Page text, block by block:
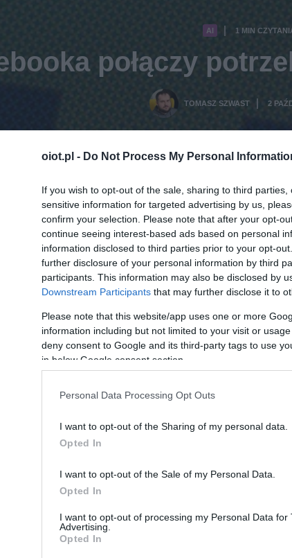
oiot.pl - Do Not Process My Personal
If you wish to opt-out of the sale, sharing to third
sensitive information for targeted advertising by us,
confirm your selection. Please note that after your opt-
continue seeing interest-based ads based on personal
information disclosed to third parties prior to your opt-
further disclosure of your personal information by third
participants. This information may also be disclosed by
Downstream Participants that may further disclose it to
Please note that this website/app uses one or more
information including but not limited to your visit or
deny consent to Google and its third-party tags to use
in below Google consent section.
Personal Data Processing Opt Outs
I want to opt-out of the Sharing of my personal data.
Opted In
I want to opt-out of the Sale of my Personal Data.
Opted In
I want to opt-out of processing my Personal Data for
Advertising.
Opted In
AI 1 MIN
połączy
TOMASZ SZWAST 2